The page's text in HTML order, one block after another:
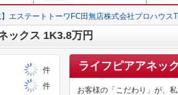
】エステートトーワFC田無店株式会社プロハウス
ックス 1K3.8万円
ライフピアアネッ
お客様の「こだわり」が、
件
件